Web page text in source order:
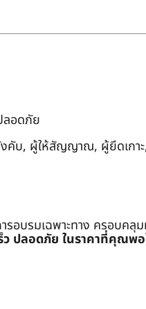
ลอดภัย
คับ, ผู้ให้สัญญาณ, ผู้ยึดเกา
รอบรมเฉพาะทาง ครอบค
ว ปลอดภัย ในราคาที่คุณพอ